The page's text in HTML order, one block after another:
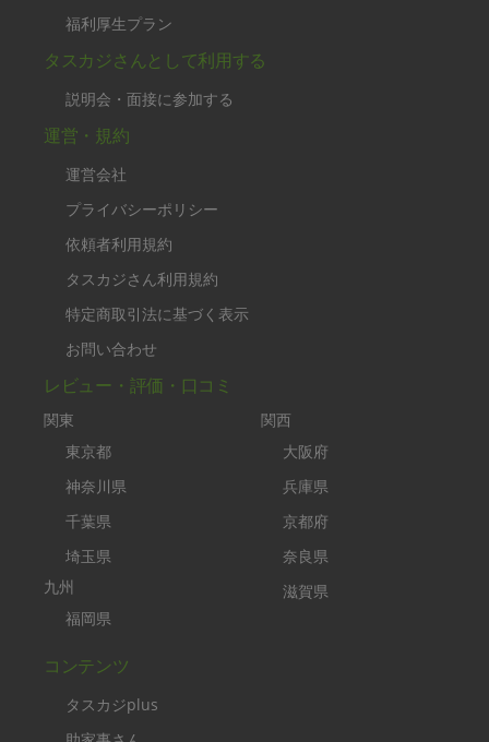
福利厚生プラン
タスカジさんとして利用する
説明会・面接に参加する
運営・規約
運営会社
プライバシーポリシー
依頼者利用規約
タスカジさん利用規約
特定商取引法に基づく表示
お問い合わせ
レビュー・評価・口コミ
関東
東京都
神奈川県
千葉県
埼玉県
九州
福岡県
関西
大阪府
兵庫県
京都府
奈良県
滋賀県
コンテンツ
タスカジplus